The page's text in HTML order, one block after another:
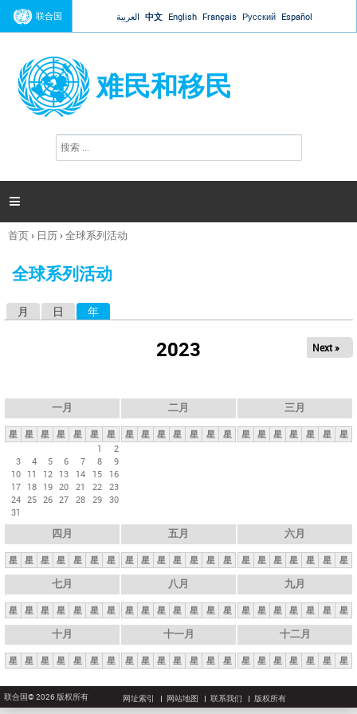
Jump to navigation
联合国 العربية 中文 English Français Русский Español
难民和移民
搜
索

你
这
首页› 日历›全球系列活动
全球系列活动
月 日 年
2023 Next »
一月
星 星 星 星 星 星
星
1
2
3
4 5 6 7 8
9
10 11 12 13 14 15
16
17 18 19 20 21 22 23
24 25 26 27 28 29 30
31
二月
星 星 星 星 星 星 星
三月
星 星 星 星 星 星 星
四月
星 星 星 星 星 星 星
五月
星 星 星 星 星 星 星
六月
星 星 星 星 星 星 星
七月
星 星 星 星 星 星 星
八月
星 星 星 星 星 星 星
九月
星 星 星 星 星 星 星
十月
星 星 星 星 星 星 星
十一月
星 星 星 星 星 星 星
十二月
星 星 星 星 星 星 星
联合国© 2026 版权所有 网址索引 网站地图 联系我们 版权所有